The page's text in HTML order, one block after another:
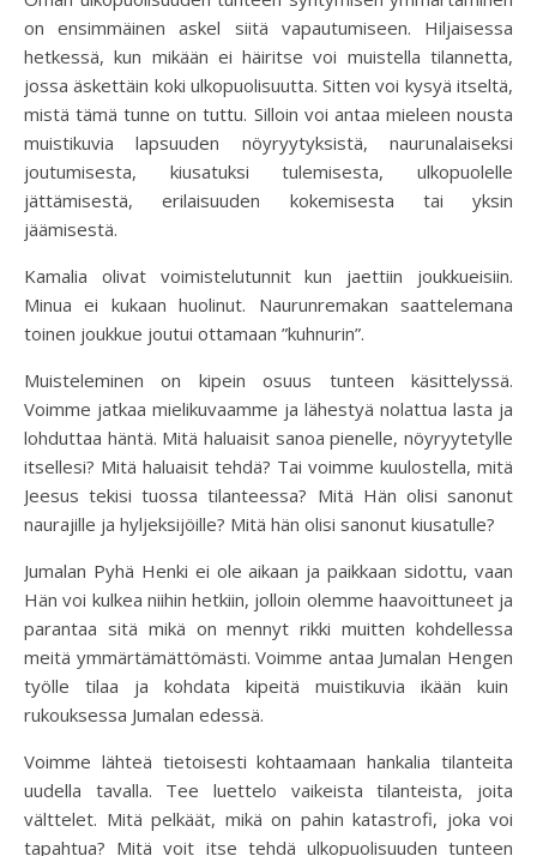
on ensimmäinen askel siitä vapautumiseen. Hiljaisessa
hetkessä, kun mikään ei häiritse voi muistella tilannetta,
jossa äskettäin koki ulkopuolisuutta. Sitten voi kysyä itseltä,
mistä tämä tunne on tuttu. Silloin voi antaa mieleen nousta
muistikuvia lapsuuden nöyryytyksistä, naurunalaiseksi
joutumisesta, kiusatuksi tulemisesta, ulkopuolelle
jättämisestä, erilaisuuden kokemisesta tai yksin
jäämisestä.
Kamalia olivat voimistelutunnit kun jaettiin joukkueisiin.
Minua ei kukaan huolinut. Naurunremakan saattelemana
toinen joukkue joutui ottamaan ”kuhnurin”.
Muisteleminen on kipein osuus tunteen käsittelyssä.
Voimme jatkaa mielikuvaamme ja lähestyä nolattua lasta ja
lohduttaa häntä. Mitä haluaisit sanoa pienelle, nöyryytetylle
itsellesi? Mitä haluaisit tehdä? Tai voimme kuulostella, mitä
Jeesus tekisi tuossa tilanteessa? Mitä Hän olisi sanonut
naurajille ja hyljeksijöille? Mitä hän olisi sanonut kiusatulle?
Jumalan Pyhä Henki ei ole aikaan ja paikkaan sidottu, vaan
Hän voi kulkea niihin hetkiin, jolloin olemme haavoittuneet ja
parantaa sitä mikä on mennyt rikki muitten kohdellessa
meitä ymmärtämättömästi. Voimme antaa Jumalan Hengen
työlle tilaa ja kohdata kipeitä muistikuvia ikään kuin
rukouksessa Jumalan edessä.
Voimme lähteä tietoisesti kohtaamaan hankalia tilanteita
uudella tavalla. Tee luettelo vaikeista tilanteista, joita
välttelet. Mitä pelkäät, mikä on pahin katastrofi, joka voi
tapahtua? Mitä voit itse tehdä ulkopuolisuuden tunteen